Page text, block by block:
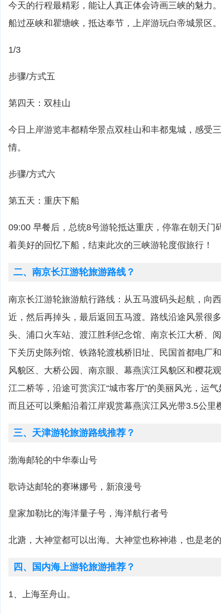
今天的行程最精彩，能让人真正体会诗画三峡的魅力
船过巫峡和瞿塘峡，抵达奉节，上岸游玩白帝城景区。
1/3
步骤/方式五
第四天：双桂山
今日上岸游览丰都精华景点双桂山和丰都鬼城，感受
情。
步骤/方式六
第五天：重庆下船
09:00 早餐后，总统8号游轮抵达重庆，停靠在朝天门
着美好的回忆下船，结束此次的三峡游轮度假旅行！
二、南京长江游轮旅游路线？
南京长江游轮旅游航行路线：从五马渡码头起航，向
近，然后再掉头，最后返回五马渡。路线沿途风景很
头、浦口火车站、渡江胜利纪念馆、南京长江大桥、
下关历史陈列馆、铁路轮渡栈桥旧址、民国首都电厂
风貌区、大桥公园、南京眼、幕燕滨江风貌区和樱花
江二桥等，沿途可赏滨江“城市客厅”的美丽风光，运
而且还可以乘船沿着江岸观赏幕燕滨江风光带3.5公里
三、天津游轮旅游路线推荐？
渤海邮轮的中华泰山号
歌诗达邮轮的赛琳娜号，新浪漫号
皇家加勒比的海洋量子号，海洋航行者号
北溏，大神堂都可以出海。大神堂也称神港，也是老
四、国内海上游轮旅游推荐？
1、上海至舟山。